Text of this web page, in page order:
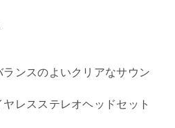
ンスのよいクリアなサウン
レスステレオヘッドセット